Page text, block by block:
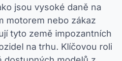
jsou vysoké daně na
motorem nebo zákaz
tyto země impozantních
na trhu. Klíčovou roli